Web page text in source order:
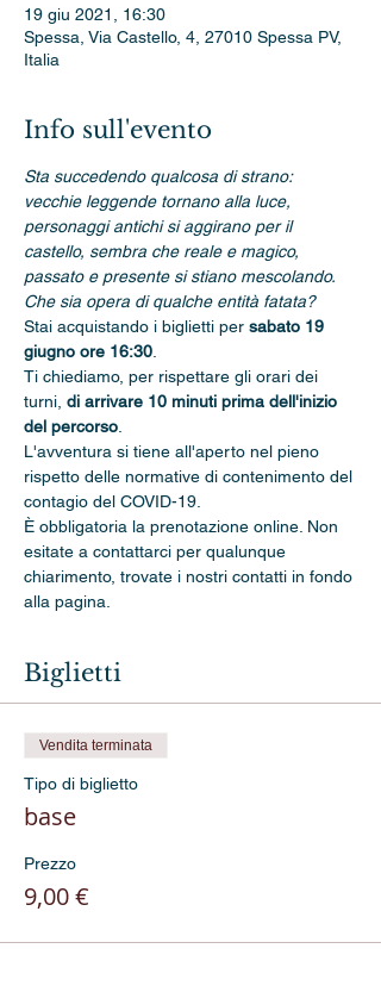
19 giu 2021, 16:30
Spessa, Via Castello, 4, 27010 Spessa PV,
Italia
Info sull'evento
Sta succedendo qualcosa di strano:
vecchie leggende tornano alla luce,
personaggi antichi si aggirano per il
castello, sembra che reale e magico,
passato e presente si stiano mescolando.
Che sia opera di qualche entità fatata?
Stai acquistando i biglietti per sabato 19
giugno ore 16:30
Ti chiediamo, per rispettare gli orari dei
turni, di arrivare 10 minuti prima dell'inizio
del percorso
L'avventura si tiene all'aperto nel pieno
rispetto delle normative di contenimento del
contagio del COVID-19.
È obbligatoria la prenotazione online. Non
esitate a contattarci per qualunque
chiarimento, trovate i nostri contatti in fondo
alla pagina.
Biglietti
Vendita terminata
Tipo di biglietto
base
Prezzo
9,00 €